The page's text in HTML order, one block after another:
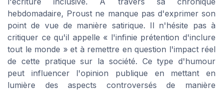
hebdomadaire, Proust ne manque pas d'exprimer son
point de vue de manière satirique. Il n'hésite pas à
critiquer ce qu'il appelle « l'infinie prétention d'inclure
tout le monde » et à remettre en question l'impact réel
de cette pratique sur la société. Ce type d'humour
peut influencer l'opinion publique en mettant en
lumière des aspects controversés de manière